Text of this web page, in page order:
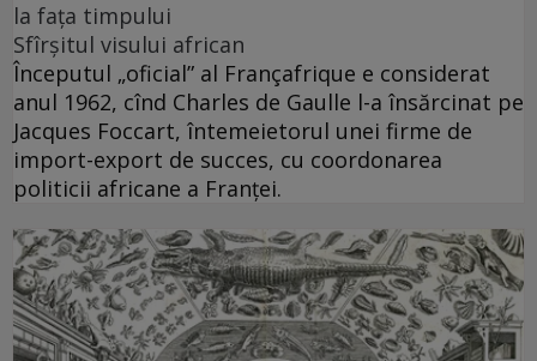
la faţa timpului
Sfîrșitul visului african
Începutul „oficial” al Françafrique e considerat
anul 1962, cînd Charles de Gaulle l-a însărcinat pe
Jacques Foccart, întemeietorul unei firme de
import-export de succes, cu coordonarea
politicii africane a Franței.